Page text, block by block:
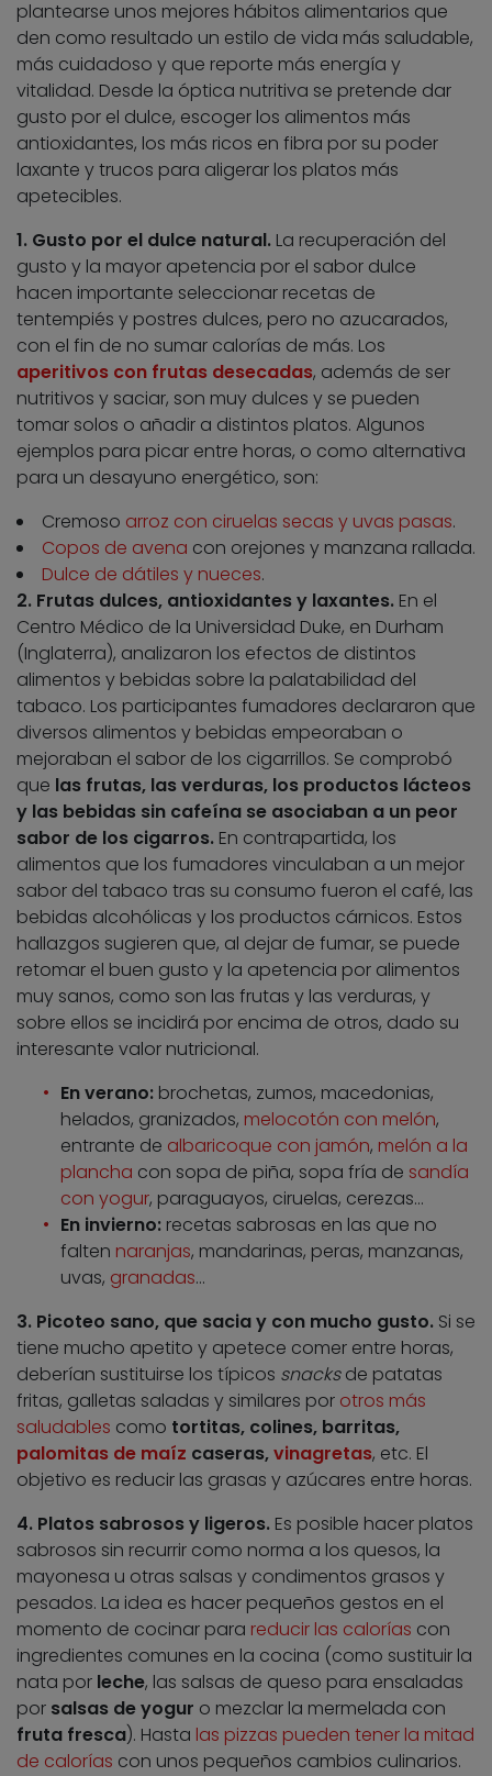
plantearse unos mejores hábitos alimentarios que
den como resultado un estilo de vida más saludable,
más cuidadoso y que reporte más energía y
vitalidad. Desde la óptica nutritiva se pretende dar
gusto por el dulce, escoger los alimentos más
antioxidantes, los más ricos en fibra por su poder
laxante y trucos para aligerar los platos más
apetecibles.
1. Gusto por el dulce natural. La recuperación del
gusto y la mayor apetencia por el sabor dulce
hacen importante seleccionar recetas de
tentempiés y postres dulces, pero no azucarados,
con el fin de no sumar calorías de más. Los
aperitivos con frutas desecadas, además de ser
nutritivos y saciar, son muy dulces y se pueden
tomar solos o añadir a distintos platos. Algunos
ejemplos para picar entre horas, o como alternativa
para un desayuno energético, son:
Cremoso arroz con ciruelas secas y uvas pasas.
Copos de avena con orejones y manzana rallada.
Dulce de dátiles y nueces.
2. Frutas dulces, antioxidantes y laxantes. En el
Centro Médico de la Universidad Duke, en Durham
(Inglaterra), analizaron los efectos de distintos
alimentos y bebidas sobre la palatabilidad del
tabaco. Los participantes fumadores declararon que
diversos alimentos y bebidas empeoraban o
mejoraban el sabor de los cigarrillos. Se comprobó
que las frutas, las verduras, los productos lácteos
y las bebidas sin cafeína se asociaban a un peor
sabor de los cigarros. En contrapartida, los
alimentos que los fumadores vinculaban a un mejor
sabor del tabaco tras su consumo fueron el café, las
bebidas alcohólicas y los productos cárnicos. Estos
hallazgos sugieren que, al dejar de fumar, se puede
retomar el buen gusto y la apetencia por alimentos
muy sanos, como son las frutas y las verduras, y
sobre ellos se incidirá por encima de otros, dado su
interesante valor nutricional.
En verano: brochetas, zumos, macedonias,
helados, granizados, melocotón con melón,
entrante de albaricoque con jamón, melón a la
plancha con sopa de piña, sopa fría de sandía
con yogur, paraguayos, ciruelas, cerezas…
En invierno: recetas sabrosas en las que no
falten naranjas, mandarinas, peras, manzanas,
uvas, granadas…
3. Picoteo sano, que sacia y con mucho gusto. Si se
tiene mucho apetito y apetece comer entre horas,
deberían sustituirse los típicos snacksde patatas
fritas, galletas saladas y similares por otros más
saludables como tortitas, colines, barritas,
palomitas de maíz caseras,vinagretas, etc. El
objetivo es reducir las grasas y azúcares entre horas.
4. Platos sabrosos y ligeros. Es posible hacer platos
sabrosos sin recurrir como norma a los quesos, la
mayonesa u otras salsas y condimentos grasos y
pesados. La idea es hacer pequeños gestos en el
momento de cocinar para reducir las calorías con
ingredientes comunes en la cocina (como sustituir la
nata por leche, las salsas de queso para ensaladas
por salsas de yogur o mezclar la mermelada con
fruta fresca). Hasta las pizzas pueden tener la mitad
de calorías con unos pequeños cambios culinarios.